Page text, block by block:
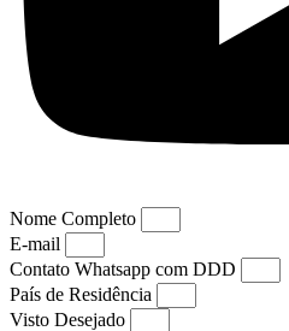
Nome Completo
E-mail
Contato Whatsapp com DDD
País de Residência
Visto Desejado